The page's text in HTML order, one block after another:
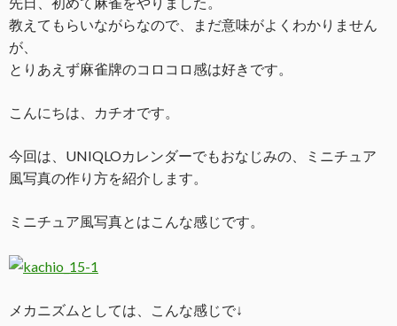
教えてもらいながらなので、まだ意味がよくわかりません
が、
とりあえず麻雀牌のコロコロ感は好きです。
こんにちは、カチオです。
今回は、UNIQLOカレンダーでもおなじみの、ミニチュア
風写真の作り方を紹介します。
ミニチュア風写真とはこんな感じです。
メカニズムとしては、こんな感じで↓